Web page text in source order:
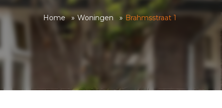
Home Woningen Brahmsstraat 1